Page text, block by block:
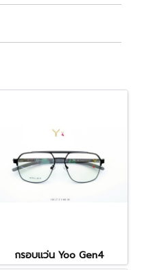
กรอบแว่น Yoo Gen4